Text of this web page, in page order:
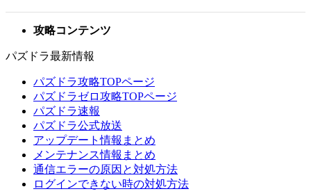
攻略コンテンツ
パズドラ最新情報
パズドラ攻略TOPページ
パズドラゼロ攻略TOPページ
パズドラ速報
パズドラ公式放送
アップデート情報まとめ
メンテナンス情報まとめ
通信エラーの原因と対処方法
ログインできない時の対処方法